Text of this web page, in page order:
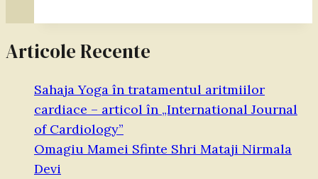
–
și
profeții
în
tradiția
Articole Recente
Sahaja Yoga în tratamentul aritmiilor
cardiace – articol în „International Journal
of Cardiology”
Omagiu Mamei Sfinte Shri Mataji Nirmala
Devi